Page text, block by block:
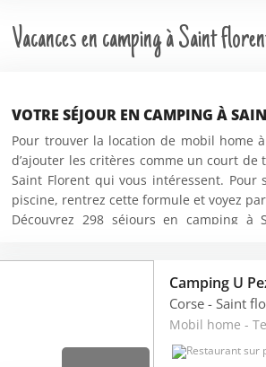
Vacances en camping à Saint
VOTRE SÉJOUR EN CAMPING À
Pour trouver la location de mobil home
d’ajouter les critères comme un court
Saint Florent qui vous intéressent.
piscine, rentrez cette formule et voyez
Découvrez 298 séjours en camping à
TOPS CAMPINGS SUR SAINT
Vous trouverez sur Saint florent 160
Camping U
Corse - Saint
Mobil home -